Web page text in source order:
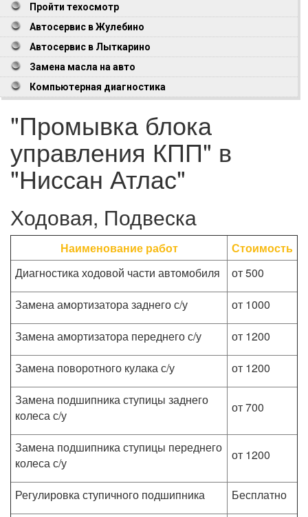
Пройти техосмотр
Автосервис в Жулебино
Автосервис в Лыткарино
Замена масла на авто
Компьютерная диагностика
"Промывка блока
управления КПП" в
"Ниссан Атлас"
Ходовая, Подвеска
Наименование работ
Стоимость
Диагностика ходовой части автомобиля
от 500
Замена амортизатора заднего с/у
от 1000
Замена амортизатора переднего с/у
от 1200
Замена поворотного кулака с/у
от 1200
Замена подшипника ступицы заднего
колеса с/у
от 700
Замена подшипника ступицы переднего
колеса с/у
от 1200
Регулировка ступичного подшипника
Бесплатно